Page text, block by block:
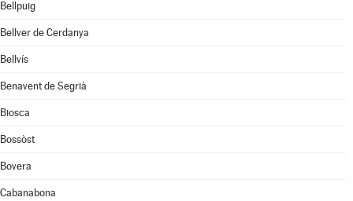
Bellpuig
Bellver de Cerdanya
Bellvís
Benavent de Segrià
Biosca
Bossòst
Bovera
Cabanabona